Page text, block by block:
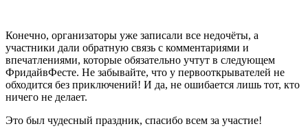
Конечно, организаторы уже записали все недочёты, а
участники дали обратную связь с комментариями и
впечатлениями, которые обязательно учтут в следующем
ФридайвФесте. Не забывайте, что у первооткрывателей не
обходится без приключений! И да, не ошибается лишь тот, кто
ничего не делает.
Это был чудесный праздник, спасибо всем за участие!